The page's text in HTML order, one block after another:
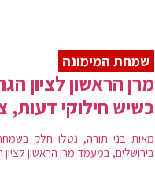
שמחת המימונה
מרן הראשון לציון
כשיש חילוקי דעות,
מאות בני תורה, נטלו חלק
בירושלים, במעמד מרן הראשון